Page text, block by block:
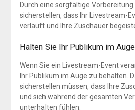
Durch eine sorgfältige Vorbereitung
sicherstellen, dass Ihr Livestream-
verläuft und Ihre Zuschauer
Halten Sie Ihr Publikum im Auge
Wenn Sie ein Livestream-Event
Ihr Publikum im Auge zu behalten.
sicherstellen müssen, dass Ihre
und sich während der gesamten
unterhalten fühlen.